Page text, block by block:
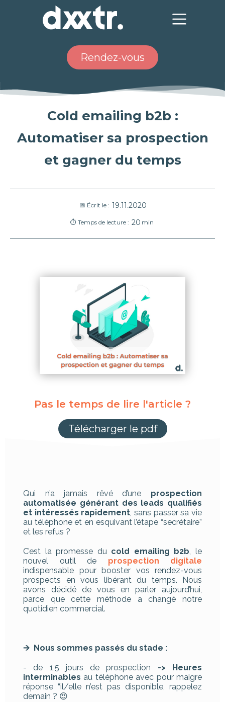
Rendez-vous
Cold emailing b2b :
Automatiser sa prospection
et gagner du temps
📅 Écrit le : 19.11.2020
⏱ Temps de lecture : 20 min
Pas le temps de lire l'article ?
Télécharger le pdf
Qui n’a jamais rêvé d’une prospection
automatisée générant des leads qualifiés
et intéressés rapidement, sans passer sa vie
au téléphone et en esquivant l’étape “secrétaire”
et les refus ?
C’est la promesse du cold emailing b2b, le
nouvel outil de prospection digitale
indispensable pour booster vos rendez-vous
prospects en vous libérant du temps. Nous
avons décidé de vous en parler aujourd’hui,
parce que cette méthode a changé notre
quotidien commercial.
🡪 Nous sommes passés du stade :
- de 1,5 jours de prospection -> Heures
interminables au téléphone avec pour maigre
réponse “il/elle n’est pas disponible, rappelez
demain ? 😍